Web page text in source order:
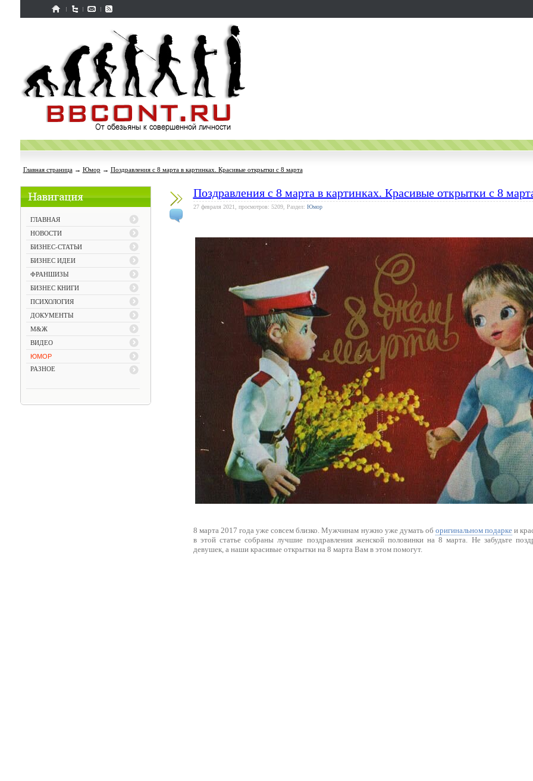
Главная страница→ Юмор → Поздравления с 8 марта в картинках. Красивые открытки с 8 марта
ГЛАВНАЯ
НОВОСТИ
БИЗНЕС-СТАТЬИ
БИЗНЕС ИДЕИ
ФРАНШИЗЫ
БИЗНЕС КНИГИ
ПСИХОЛОГИЯ
ДОКУМЕНТЫ
М&Ж
ВИДЕО
ЮМОР
РАЗНОЕ
Поздравления с 8 марта в картинках. Красивые открытки с 8
27 февраля 2021, просмотров: 5209, Раздел: Юмор
8 марта 2017 года уже совсем близко. Мужчинам нужно уже думать оборигинальном подарке и
в этой статье собраны лучшие поздравления женской половинки на 8 марта. Не забудьте
девушек, а наши красивые открытки на 8 марта Вам в этом помогут.